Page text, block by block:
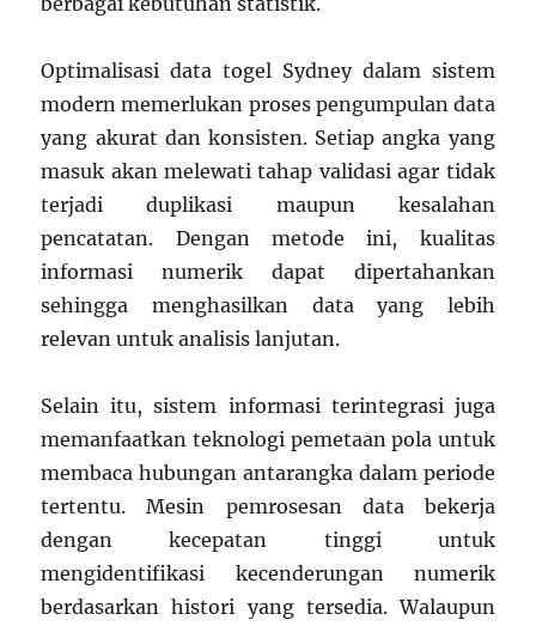
Optimalisasi data togel Sydney dalam sistem
modern memerlukan proses pengumpulan data
yang akurat dan konsisten. Setiap angka yang
masuk akan melewati tahap validasi agar tidak
terjadi duplikasi maupun kesalahan
pencatatan. Dengan metode ini, kualitas
informasi numerik dapat dipertahankan
sehingga menghasilkan data yang lebih
relevan untuk analisis lanjutan.
Selain itu, sistem informasi terintegrasi juga
memanfaatkan teknologi pemetaan pola untuk
membaca hubungan antarangka dalam periode
tertentu. Mesin pemrosesan data bekerja
dengan kecepatan tinggi untuk
mengidentifikasi kecenderungan numerik
berdasarkan histori yang tersedia. Walaupun